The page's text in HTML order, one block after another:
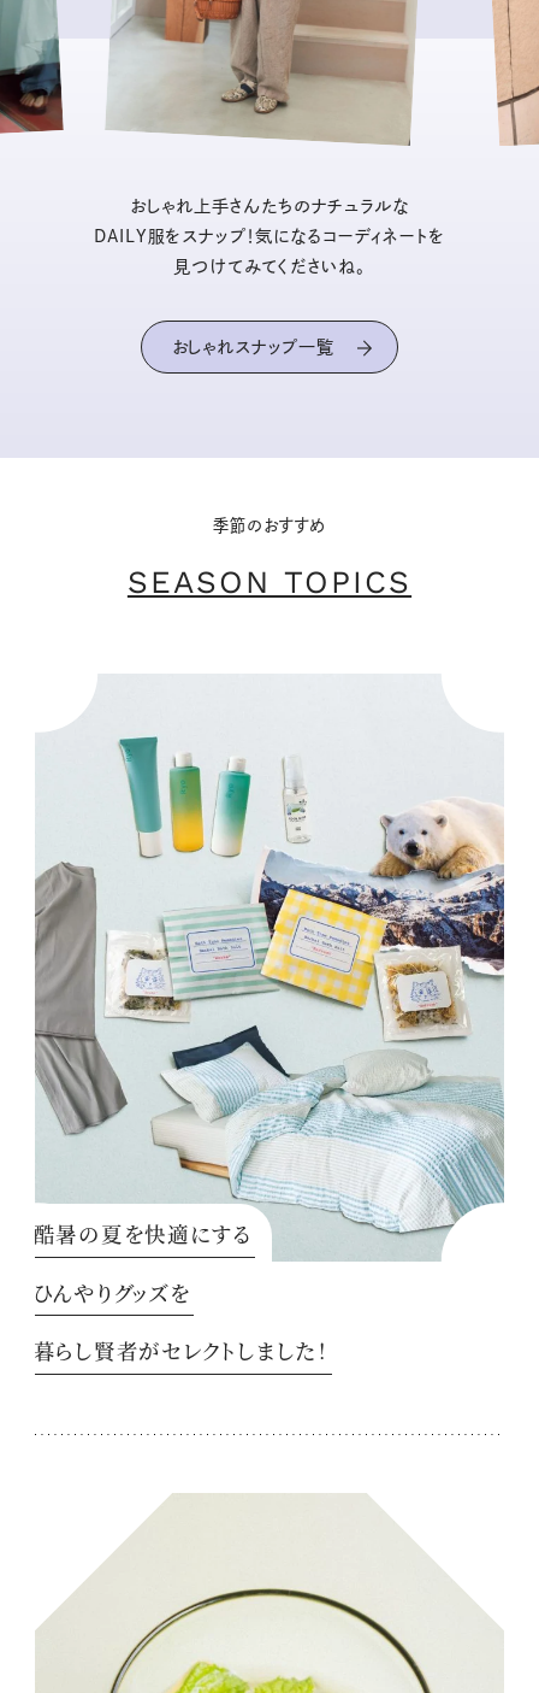
おしゃれ上手さんたちのナチュラルな
DAILY服をスナップ！気になるコーディネートを
見つけてみてくださいね。
おしゃれスナップ一覧
季節のおすすめ
SEASON TOPICS
酷暑の夏を快適にする
ひんやりグッズを
暮らし賢者がセレクトしました！